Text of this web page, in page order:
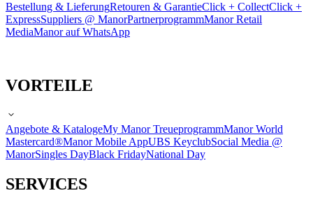
Bestellung & LieferungRetouren & GarantieClick + CollectClick +
ExpressSuppliers @ ManorPartnerprogrammManor Retail
MediaManor auf WhatsApp
VORTEILE
Angebote & KatalogeMy Manor TreueprogrammManor World
Mastercard®Manor Mobile AppUBS KeyclubSocial Media @
ManorSingles DayBlack FridayNational Day
SERVICES